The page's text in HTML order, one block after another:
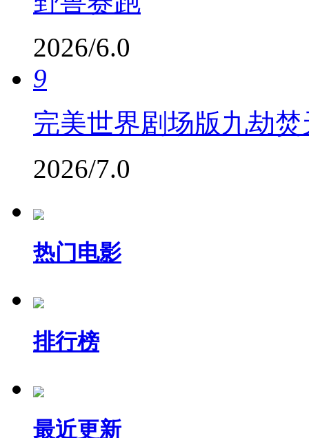
2026/6.0
9
完美世界剧场版九劫焚
2026/7.0
热门电影
排行榜
最近更新